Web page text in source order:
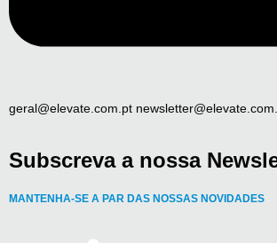
geral@elevate.com.pt
Subscreva a nossa
MANTENHA-SE A PAR DAS NOSSAS NOVIDADES